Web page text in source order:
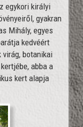
egykori királyi
gyakran
Mihály, egyes
kedvéért
botanikai
abba a
kert alapja